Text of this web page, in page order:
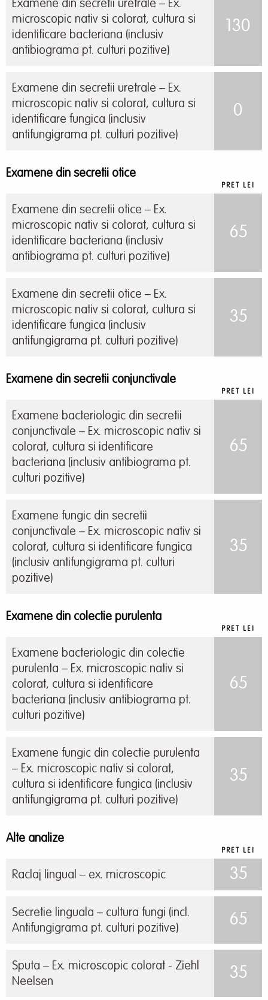
Examene din secretii uretrale – Ex.
microscopic nativ si colorat, cultura si
identificare bacteriana (inclusiv
antibiograma pt. culturi pozitive)
130
Examene din secretii uretrale – Ex.
microscopic nativ si colorat, cultura si
identificare fungica (inclusiv
antifungigrama pt. culturi pozitive)
0
Examene din secretii otice
PRET LEI
Examene din secretii otice – Ex.
microscopic nativ si colorat, cultura si
identificare bacteriana (inclusiv
antibiograma pt. culturi pozitive)
65
Examene din secretii otice – Ex.
microscopic nativ si colorat, cultura si
identificare fungica (inclusiv
antifungigrama pt. culturi pozitive)
35
Examene din secretii conjunctivale
PRET LEI
Examene bacteriologic din secretii
conjunctivale – Ex. microscopic nativ si
colorat, cultura si identificare
bacteriana (inclusiv antibiograma pt.
culturi pozitive)
65
Examene fungic din secretii
conjunctivale – Ex. microscopic nativ si
colorat, cultura si identificare fungica
(inclusiv antifungigrama pt. culturi
pozitive)
35
Examene din colectie purulenta
PRET LEI
Examene bacteriologic din colectie
purulenta – Ex. microscopic nativ si
colorat, cultura si identificare
bacteriana (inclusiv antibiograma pt.
culturi pozitive)
65
Examene fungic din colectie purulenta
– Ex. microscopic nativ si colorat,
cultura si identificare fungica (inclusiv
antifungigrama pt. culturi pozitive)
35
Alte analize
PRET LEI
Raclaj lingual – ex. microscopic 35
Secretie linguala – cultura fungi (incl.
Antifungigrama pt. culturi pozitive)
65
Sputa – Ex. microscopic colorat - Ziehl
Neelsen
35